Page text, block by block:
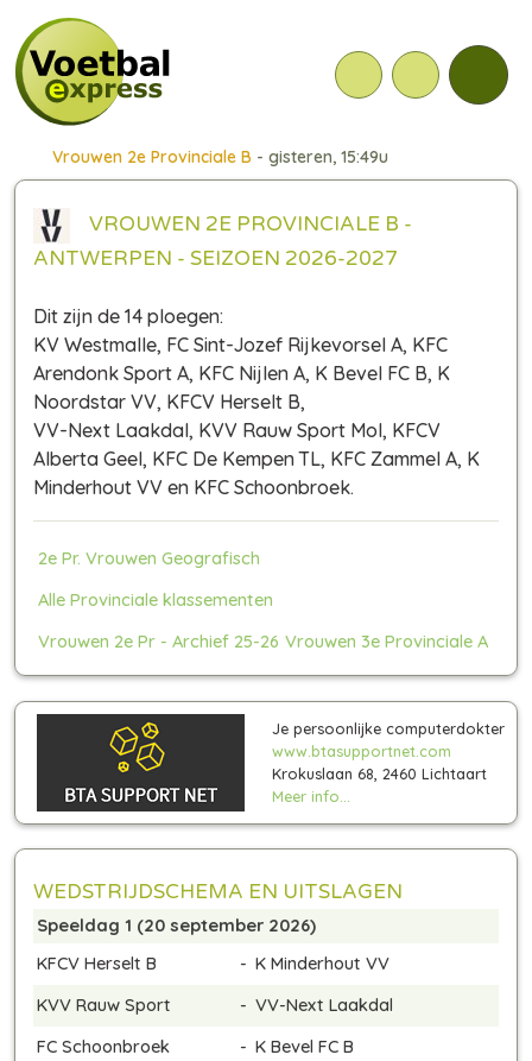
Vrouwen 2e Provinciale B - gisteren, 15:49u
VROUWEN 2E PROVINCIALE B -
ANTWERPEN - SEIZOEN 2026-2027
Dit zijn de 14 ploegen:
KV Westmalle, FC Sint-Jozef Rijkevorsel A, KFC
Arendonk Sport A, KFC Nijlen A, K Bevel FC B, K
Noordstar VV, KFCV Herselt B,
VV-Next Laakdal, KVV Rauw Sport Mol, KFCV
Alberta Geel, KFC De Kempen TL, KFC Zammel A, K
Minderhout VV en KFC Schoonbroek.
2e Pr. Vrouwen Geografisch
Alle Provinciale klassementen
Vrouwen 2e Pr - Archief 25-26 Vrouwen 3e Provinciale A
Je persoonlijke computerdokter
www.btasupportnet.com
Krokuslaan 68, 2460 Lichtaart
Meer info...
WEDSTRIJDSCHEMA EN UITSLAGEN
Speeldag 1 (20 september 2026)
KFCV Herselt B
- K Minderhout VV
KVV Rauw Sport
- VV-Next Laakdal
FC Schoonbroek
- K Bevel FC B